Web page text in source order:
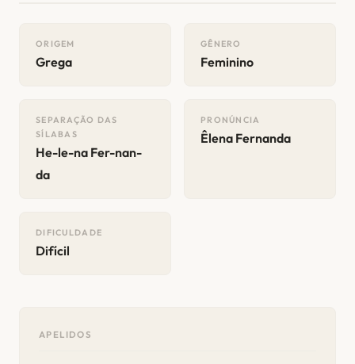
ORIGEM
Grega
GÊNERO
Feminino
SEPARAÇÃO DAS
SÍLABAS
He-le-na Fer-nan-
da
PRONÚNCIA
Êlena Fernanda
DIFICULDADE
Difícil
APELIDOS